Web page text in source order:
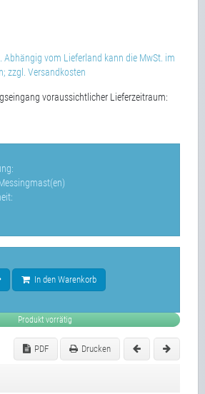
Abhängig vom Lieferland kann die MwSt. im
zzgl. Versandkosten
voraussichtlicher Lieferzeitraum:
In den Warenkorb
Produkt vorrätig
PDF Drucken